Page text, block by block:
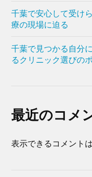
千葉で安心して受け
療の現場に迫る
千葉で見つかる自分
るクリニック選びの
最近のコメ
表示できるコメント